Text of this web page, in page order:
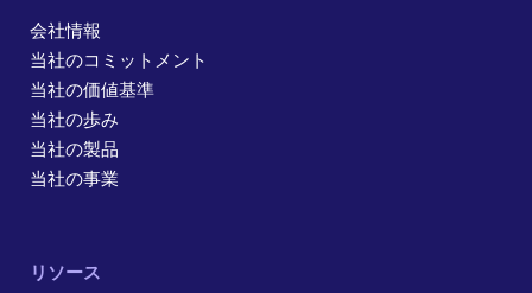
会社情報
当社のコミットメント
当社の価値基準
当社の歩み
当社の製品
当社の事業
リソース